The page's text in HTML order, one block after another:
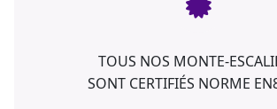
TOUS NOS MONTE-
SONT CERTIFIÉS NORME